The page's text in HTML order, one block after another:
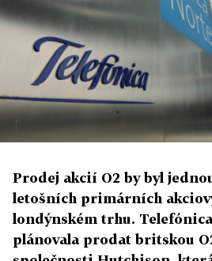
Prodej akcií O2 by byl
letošních primárních
londýnském trhu.
plánovala prodat britskou